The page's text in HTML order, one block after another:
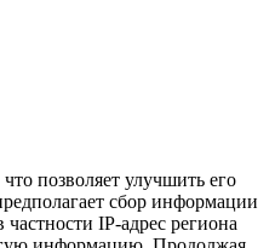
позволяет улучшить его
сбор информации
частности IP-адрес региона